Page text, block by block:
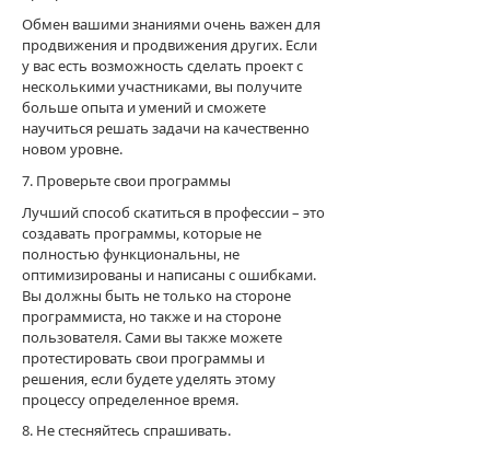
Обмен вашими знаниями очень важен для
продвижения и продвижения других. Если
у вас есть возможность сделать проект с
несколькими участниками, вы получите
больше опыта и умений и сможете
научиться решать задачи на качественно
новом уровне.
7. Проверьте свои программы
Лучший способ скатиться в профессии – это
создавать программы, которые не
полностью функциональны, не
оптимизированы и написаны с ошибками.
Вы должны быть не только на стороне
программиста, но также и на стороне
пользователя. Сами вы также можете
протестировать свои программы и
решения, если будете уделять этому
процессу определенное время.
8. Не стесняйтесь спрашивать.